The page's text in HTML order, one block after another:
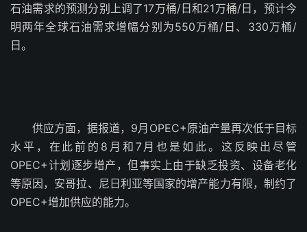
石油需求的预测分别上调了17万桶/日和21万桶/日，预计今
明两年全球石油需求增幅分别为550万桶/日、330万桶/
日。
供应方面，据报道，9月OPEC+原油产量再次低于目标
水平，在此前的8月和7月也是如此。这反映出尽管
OPEC+计划逐步增产，但事实上由于缺乏投资、设备老化
等原因，安哥拉、尼日利亚等国家的增产能力有限，制约了
OPEC+增加供应的能力。